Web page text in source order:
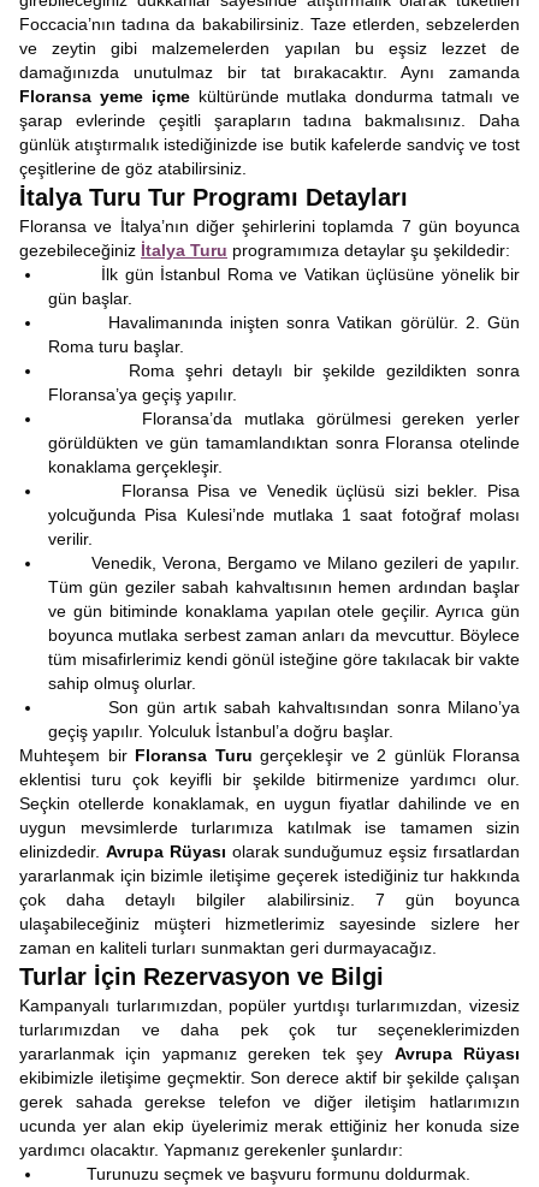
Foccacia’nın tadına da bakabilirsiniz. Taze etlerden, sebzelerden
ve zeytin gibi malzemelerden yapılan bu eşsiz lezzet de
damağınızda unutulmaz bir tat bırakacaktır. Aynı zamanda
Floransa yeme içme kültüründe mutlaka dondurma tatmalı ve
şarap evlerinde çeşitli şarapların tadına bakmalısınız. Daha
günlük atıştırmalık istediğinizde ise butik kafelerde sandviç ve tost
çeşitlerine de göz atabilirsiniz.
İtalya Turu Tur Programı Detayları
Floransa ve İtalya’nın diğer şehirlerini toplamda 7 gün boyunca
gezebileceğiniz İtalya Turu programımıza detaylar şu şekildedir:
İlk gün İstanbul Roma ve Vatikan üçlüsüne yönelik bir
gün başlar.
Havalimanında inişten sonra Vatikan görülür. 2. Gün
Roma turu başlar.
Roma şehri detaylı bir şekilde gezildikten sonra
Floransa’ya geçiş yapılır.
Floransa’da mutlaka görülmesi gereken yerler
görüldükten ve gün tamamlandıktan sonra Floransa otelinde
konaklama gerçekleşir.
Floransa Pisa ve Venedik üçlüsü sizi bekler. Pisa
yolcuğunda Pisa Kulesi’nde mutlaka 1 saat fotoğraf molası
verilir.
Venedik, Verona, Bergamo ve Milano gezileri de yapılır.
Tüm gün geziler sabah kahvaltısının hemen ardından başlar
ve gün bitiminde konaklama yapılan otele geçilir. Ayrıca gün
boyunca mutlaka serbest zaman anları da mevcuttur. Böylece
tüm misafirlerimiz kendi gönül isteğine göre takılacak bir vakte
sahip olmuş olurlar.
Son gün artık sabah kahvaltısından sonra Milano’ya
geçiş yapılır. Yolculuk İstanbul’a doğru başlar.
Muhteşem bir Floransa Turu gerçekleşir ve 2 günlük Floransa
eklentisi turu çok keyifli bir şekilde bitirmenize yardımcı olur.
Seçkin otellerde konaklamak, en uygun fiyatlar dahilinde ve en
uygun mevsimlerde turlarımıza katılmak ise tamamen sizin
elinizdedir. Avrupa Rüyası olarak sunduğumuz eşsiz fırsatlardan
yararlanmak için bizimle iletişime geçerek istediğiniz tur hakkında
çok daha detaylı bilgiler alabilirsiniz. 7 gün boyunca
ulaşabileceğiniz müşteri hizmetlerimiz sayesinde sizlere her
zaman en kaliteli turları sunmaktan geri durmayacağız.
Turlar İçin Rezervasyon ve Bilgi
Kampanyalı turlarımızdan, popüler yurtdışı turlarımızdan, vizesiz
turlarımızdan ve daha pek çok tur seçeneklerimizden
yararlanmak için yapmanız gereken tek şey Avrupa Rüyası
ekibimizle iletişime geçmektir. Son derece aktif bir şekilde çalışan
gerek sahada gerekse telefon ve diğer iletişim hatlarımızın
ucunda yer alan ekip üyelerimiz merak ettiğiniz her konuda size
yardımcı olacaktır. Yapmanız gerekenler şunlardır:
Turunuzu seçmek ve başvuru formunu doldurmak.